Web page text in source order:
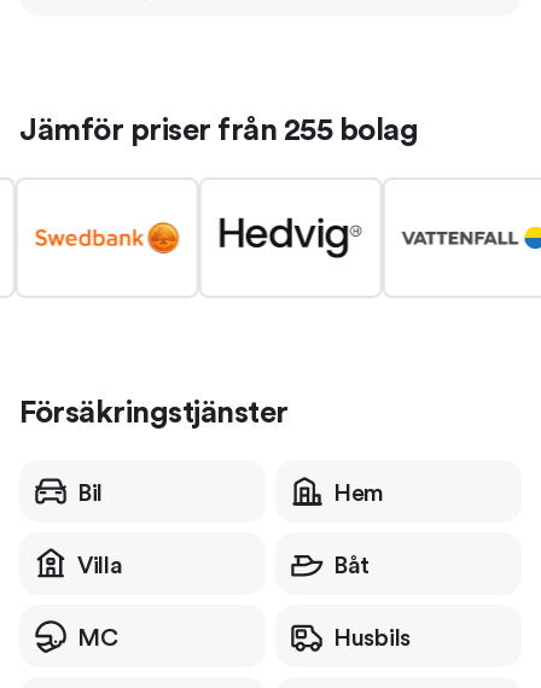
Jämför priser från 255 bolag
Försäkringstjänster
Bil Hem
Villa Båt
MC Husbils